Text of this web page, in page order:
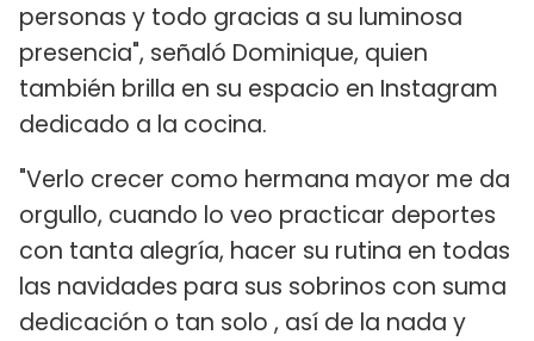
personas y todo gracias a su luminosa
presencia", señaló Dominique, quien
también brilla en su espacio en Instagram
dedicado a la cocina.
"Verlo crecer como hermana mayor me da
orgullo, cuando lo veo practicar deportes
con tanta alegría, hacer su rutina en todas
las navidades para sus sobrinos con suma
dedicación o tan solo , así de la nada y